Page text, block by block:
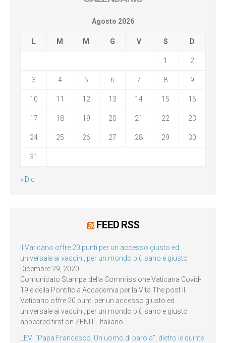
Agosto 2026
L M M G V S D
1 2
3 4 5 6 7 8 9
10 11 12 13 14 15 16
17 18 19 20 21 22 23
24 25 26 27 28 29 30
31
« Dic
FEED RSS
Il Vaticano offre 20 punti per un accesso giusto ed
universale ai vaccini, per un mondo più sano e giusto
Dicembre 29, 2020
Comunicato Stampa della Commissione Vaticana Covid-
19 e della Pontificia Accademia per la Vita The post Il
Vaticano offre 20 punti per un accesso giusto ed
universale ai vaccini, per un mondo più sano e giusto
appeared first on ZENIT - Italiano.
LEV: “Papa Francesco. Un uomo di parola”, dietro le quinte